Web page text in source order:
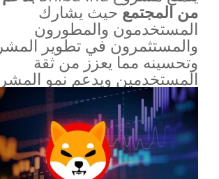
من المجتمعحيث يشارك
المستخدمون والمطورون
والمستثمرون في تطوير
وتحسينه مما يعزز من ثقة
المستخدمين ويدعم نمو